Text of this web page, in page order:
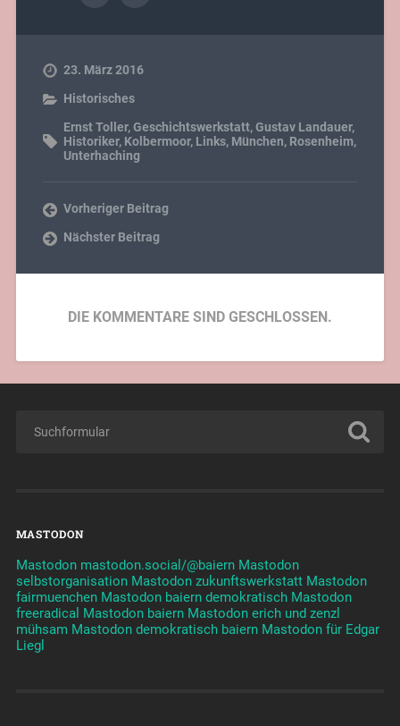
23. März 2016
Historisches
Ernst Toller,Geschichtswerkstatt,Gustav Landauer,
Historiker, Kolbermoor, Links, München, Rosenheim,
Unterhaching
Vorheriger Beitrag
Nächster Beitrag
DIE KOMMENTARE SIND GESCHLOSSEN.
MASTODON
Mastodon mastodon.social/@baiern Mastodon
selbstorganisation Mastodon zukunftswerkstatt Mastodon
fairmuenchen Mastodon baiern demokratisch Mastodon
freeradical Mastodon baiern Mastodon erich und zenzl
mühsam Mastodon demokratisch baiern Mastodon für Edgar
Liegl